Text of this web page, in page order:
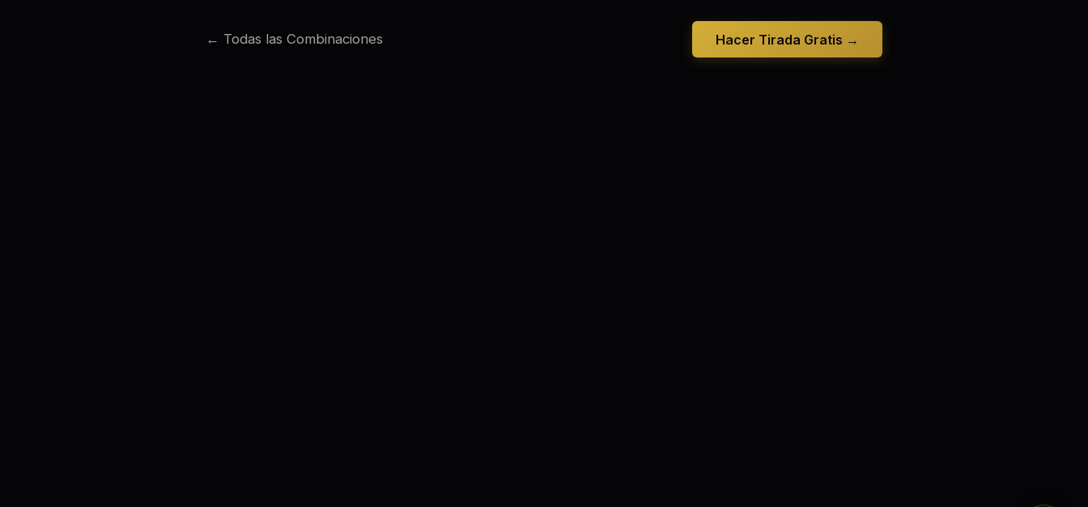
← Todas las Combinaciones Hacer Tirada Gratis →